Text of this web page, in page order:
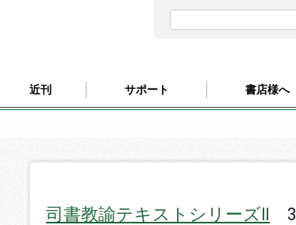
近刊 サポート 書店様へ
司書教諭テキストシリーズⅡ 3